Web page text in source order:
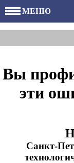
Вы
эти
Санкт-
МЕНЮ